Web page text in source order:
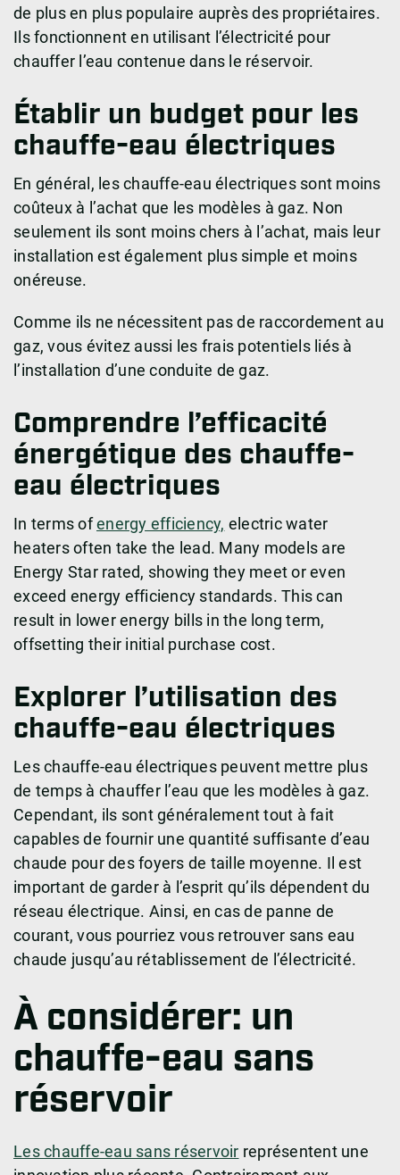
de plus en plus populaire auprès des propriétaires.
Ils fonctionnent en utilisant l’électricité pour
chauffer l’eau contenue dans le réservoir.
Établir un budget pour les
chauffe-eau électriques
En général, les chauffe-eau électriques sont moins
coûteux à l’achat que les modèles à gaz. Non
seulement ils sont moins chers à l’achat, mais leur
installation est également plus simple et moins
onéreuse.
Comme ils ne nécessitent pas de raccordement au
gaz, vous évitez aussi les frais potentiels liés à
l’installation d’une conduite de gaz.
Comprendre l’efficacité
énergétique des chauffe-
eau électriques
In terms ofenergy efficiency, electric water
heaters often take the lead. Many models are
Energy Star rated, showing they meet or even
exceed energy efficiency standards. This can
result in lower energy bills in the long term,
offsetting their initial purchase cost.
Explorer l’utilisation des
chauffe-eau électriques
Les chauffe-eau électriques peuvent mettre plus
de temps à chauffer l’eau que les modèles à gaz.
Cependant, ils sont généralement tout à fait
capables de fournir une quantité suffisante d’eau
chaude pour des foyers de taille moyenne. Il est
important de garder à l’esprit qu’ils dépendent du
réseau électrique. Ainsi, en cas de panne de
courant, vous pourriez vous retrouver sans eau
chaude jusqu’au rétablissement de l’électricité.
À considérer: un
chauffe-eau sans
réservoir
Les chauffe-eau sans réservoir représentent une